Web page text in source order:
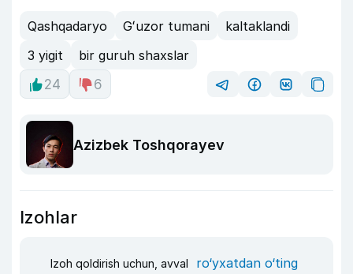
Qashqadaryo Gʻuzor tumani
kaltaklandi
3 yigit
bir guruh shaxslar
24
6
Azizbek Toshqorayev
Izohlar
Izoh qoldirish uchun, avval ro‘yxatdan o‘ting